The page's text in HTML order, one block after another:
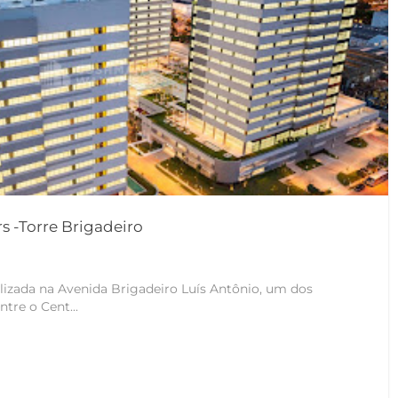
-Torre Brigadeiro
na Avenida Brigadeiro Luís Antônio, um dos
o Cent...